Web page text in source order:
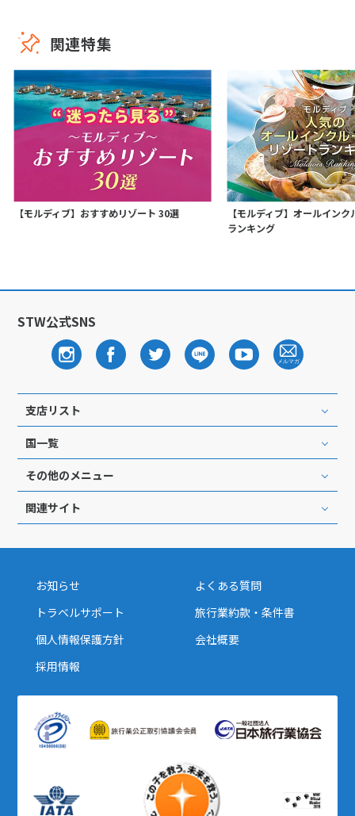
関連特集
【モルディブ】おすすめリゾート 30選
【モルディブ】オールイン
ランキング
STW公式SNS
支店リスト
国一覧
その他のメニュー
関連サイト
お知らせ
よくある質問
トラベルサポート
旅行業約款・条件書
個人情報保護方針
会社概要
採用情報